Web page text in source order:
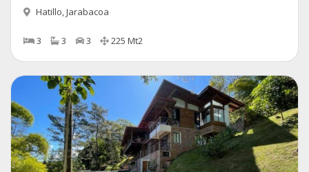
Hatillo Jarabacoa
3 3 3 225 Mt2